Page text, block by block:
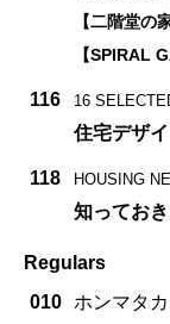
【二階堂の家
【SPIRAL
116 16
住宅デザ
118 HOUSING
知ってお
Regulars
010
ホンマタ